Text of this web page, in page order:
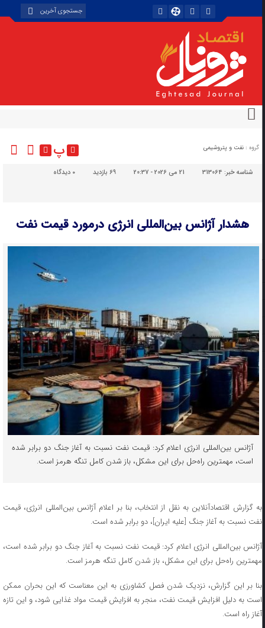
گروه : نفت و پتروشیمی پ
شناسه خبر:313064 21 می 2026 - 20:37 69 بازدید دیدگاه
هشدار آژانس بین‌المللی انرژی درمورد قیمت نفت
آژانس بین‌المللی انرژی اعلام کرد: قیمت نفت نسبت به آغاز جنگ دو برابر شده
است، مهمترین راه‌حل برای این مشکل، باز شدن کامل تنگه هرمز است.
به گزارش اقتصادآنلاین به نقل از انتخاب، بنا بر اعلام آژانس بین‌المللی انرژی، قیمت
نفت نسبت به آغاز جنگ [علیه ایران]، دو برابر شده است.
آژانس بین‌المللی انرژی اعلام کرد: قیمت نفت نسبت به آغاز جنگ دو برابر شده است،
مهمترین راه‌حل برای این مشکل، باز شدن کامل تنگه هرمز است.
بنا بر این گزارش، نزدیک شدن فصل کشاورزی به این معناست که این بحران ممکن
است به دلیل افزایش قیمت نفت، منجر به افزایش قیمت مواد غذایی شود، و این تازه
آغاز راه است.